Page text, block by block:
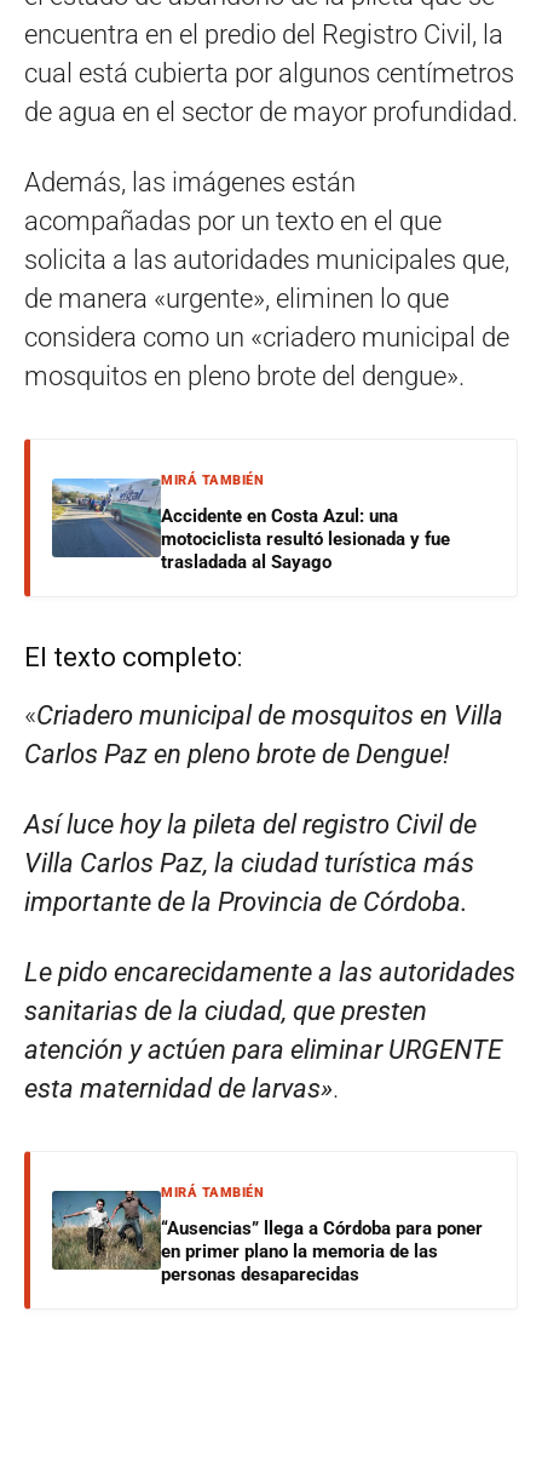
encuentra en el predio del Registro Civil, la
cual está cubierta por algunos centímetros
de agua en el sector de mayor profundidad.
Además, las imágenes están
acompañadas por un texto en el que
solicita a las autoridades municipales que,
de manera «urgente», eliminen lo que
considera como un «criadero municipal de
mosquitos en pleno brote del dengue».
MIRÁ TAMBIÉN
Accidente en Costa Azul: una
motociclista resultó lesionada y fue
trasladada al Sayago
El texto completo:
«Criadero municipal de mosquitos en Villa
Carlos Paz en pleno brote de Dengue!
Así luce hoy la pileta del registro Civil de
Villa Carlos Paz, la ciudad turística más
importante de la Provincia de Córdoba.
Le pido encarecidamente a las autoridades
sanitarias de la ciudad, que presten
atención y actúen para eliminar URGENTE
esta maternidad de larvas».
MIRÁ TAMBIÉN
“Ausencias” llega a Córdoba para poner
en primer plano la memoria de las
personas desaparecidas